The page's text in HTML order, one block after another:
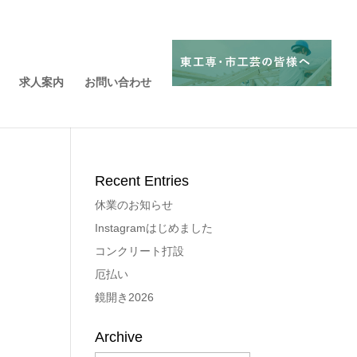
求人案内 お問い合わせ
Recent Entries
休業のお知らせ
Instagramはじめました
コンクリート打設
厄払い
鏡開き2026
Archive